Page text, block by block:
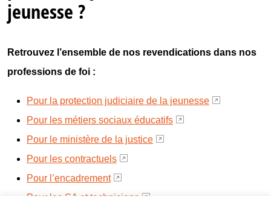
jeunesse ?
Retrouvez l’ensemble de nos revendications dans nos
professions de foi :
Pour la protection judiciaire de la jeunesse
Pour les métiers sociaux éducatifs
Pour le ministère de la justice
Pour les contractuels
Pour l’encadrement
Pour les SA et techniciens